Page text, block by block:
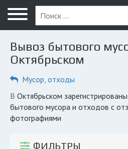
Меню
Главная
Вопрос юристу
Вывоз
Вывоз бытового
Октябрьском
Мусор, отходы
в Октябрьском зарегистрированы 4 компании по вывозу
бытового мусора и отходов с
фотографиями
ФИЛЬТРЫ